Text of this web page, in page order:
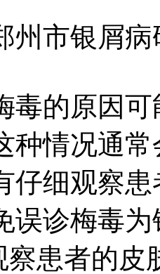
州市银屑
毒的原因
种情况通
仔细观察
误诊梅毒
察患者的